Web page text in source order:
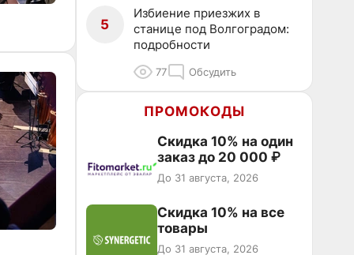
5
Избиение приезжих в
станице под Волгоградом:
подробности
77 Обсудить
ПРОМОКОДЫ
Скидка 10% на один
заказ до 20 000 ₽
До 31 августа, 2026
Скидка 10% на все
товары
До 31 августа, 2026